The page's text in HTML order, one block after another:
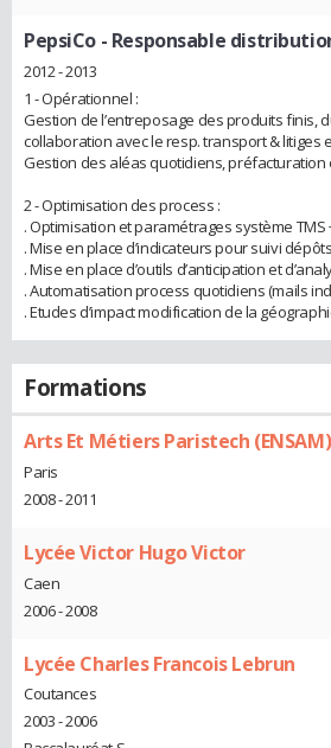
PepsiCo - Responsable
2012 - 2013
1 - Opérationnel :
Gestion de l’entreposage des produits finis,
collaboration avec le resp. transport & litiges
Gestion des aléas quotidiens, préfacturation
2 - Optimisation des process :
. Optimisation et paramétrages système
. Mise en place d’indicateurs pour suivi
. Mise en place d’outils d’anticipation et
. Automatisation process quotidiens (mails
. Etudes d’impact modification de la
Formations
Arts Et Métiers Paristech (ENSAM)
Paris
2008 - 2011
Lycée Victor Hugo Victor
Caen
2006 - 2008
Lycée Charles Francois Lebrun
Coutances
2003 - 2006